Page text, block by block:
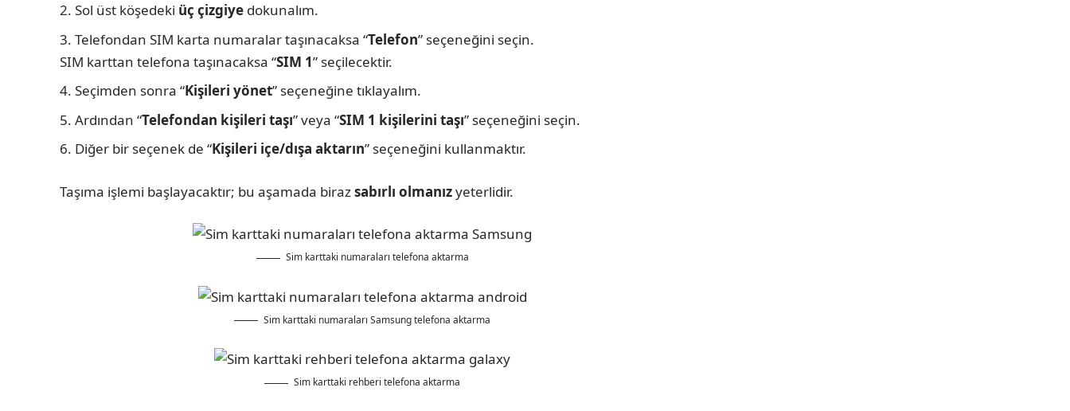
Sol üst köşedeki üç çizgiye dokunalım.
Telefondan SIM karta numaralar taşınacaksa “Telefon” seçeneğini seçin.
SIM karttan telefona taşınacaksa “SIM 1” seçilecektir.
Seçimden sonra “Kişileri yönet” seçeneğine tıklayalım.
Ardından “Telefondan kişileri taşı” veya “SIM 1 kişilerini taşı” seçeneğini seçin.
Diğer bir seçenek de “Kişileri içe/dışa aktarın” seçeneğini kullanmaktır.
Taşıma işlemi başlayacaktır; bu aşamada birazsabırlı olmanızyeterlidir.
Sim karttaki numaraları telefona aktarma
Sim karttaki numaraları Samsung telefona aktarma
Sim karttaki rehberi telefona aktarma